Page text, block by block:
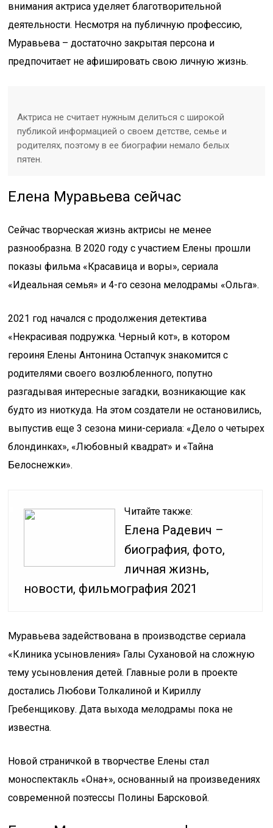
внимания актриса уделяет благотворительной
деятельности. Несмотря на публичную профессию,
Муравьева – достаточно закрытая персона и
предпочитает не афишировать свою личную жизнь.
Актриса не считает нужным делиться с широкой
публикой информацией о своем детстве, семье и
родителях, поэтому в ее биографии немало белых
пятен.
Елена Муравьева сейчас
Сейчас творческая жизнь актрисы не менее
разнообразна. В 2020 году с участием Елены прошли
показы фильма «Красавица и воры», сериала
«Идеальная семья» и 4-го сезона мелодрамы «Ольга».
2021 год начался с продолжения детектива
«Некрасивая подружка. Черный кот», в котором
героиня Елены Антонина Остапчук знакомится с
родителями своего возлюбленного, попутно
разгадывая интересные загадки, возникающие как
будто из ниоткуда. На этом создатели не остановились,
выпустив еще 3 сезона мини-сериала: «Дело о четырех
блондинках», «Любовный квадрат» и «Тайна
Белоснежки».
Читайте также:
Елена Радевич –
биография, фото,
личная жизнь,
новости, фильмография 2021
Муравьева задействована в производстве сериала
«Клиника усыновления» Галы Сухановой на сложную
тему усыновления детей. Главные роли в проекте
достались Любови Толкалиной и Кириллу
Гребенщикову. Дата выхода мелодрамы пока не
известна.
Новой страничкой в творчестве Елены стал
моноспектакль «Она+», основанный на произведениях
современной поэтессы Полины Барсковой.